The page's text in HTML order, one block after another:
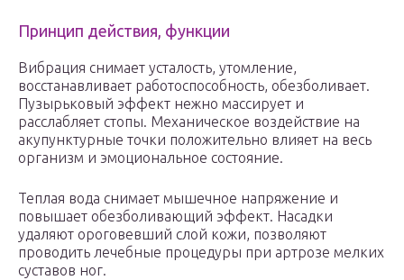
Принцип действия, функции
Вибрация снимает усталость, утомление,
восстанавливает работоспособность, обезболивает.
Пузырьковый эффект нежно массирует и
расслабляет стопы. Механическое воздействие на
акупунктурные точки положительно влияет на весь
организм и эмоциональное состояние.
Теплая вода снимает мышечное напряжение и
повышает обезболивающий эффект. Насадки
удаляют ороговевший слой кожи, позволяют
проводить лечебные процедуры при артрозе мелких
суставов ног.